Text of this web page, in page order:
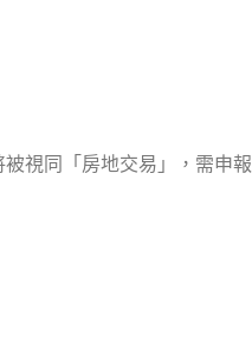
視同「房地交易」，需申報